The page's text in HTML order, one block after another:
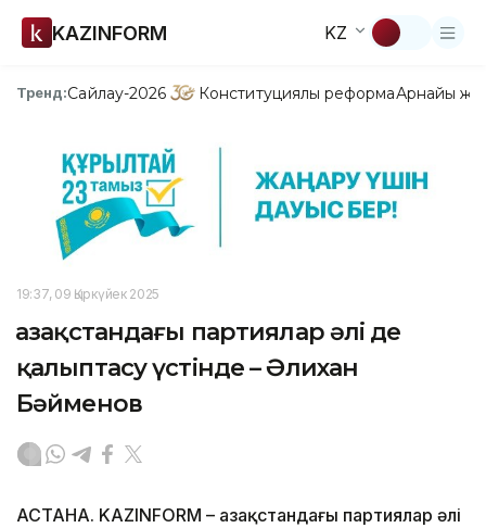
KAZINFORM KZ
Тренд:Сайлау-2026 Конституциялық реформаАрнайы
19:37, 09 Қыркүйек 2025
Қазақстандағы партиялар әлі де
қалыптасу үстінде – Әлихан
Бәйменов
АСТАНА. KAZINFORM – Қазақстандағы партиялар әлі